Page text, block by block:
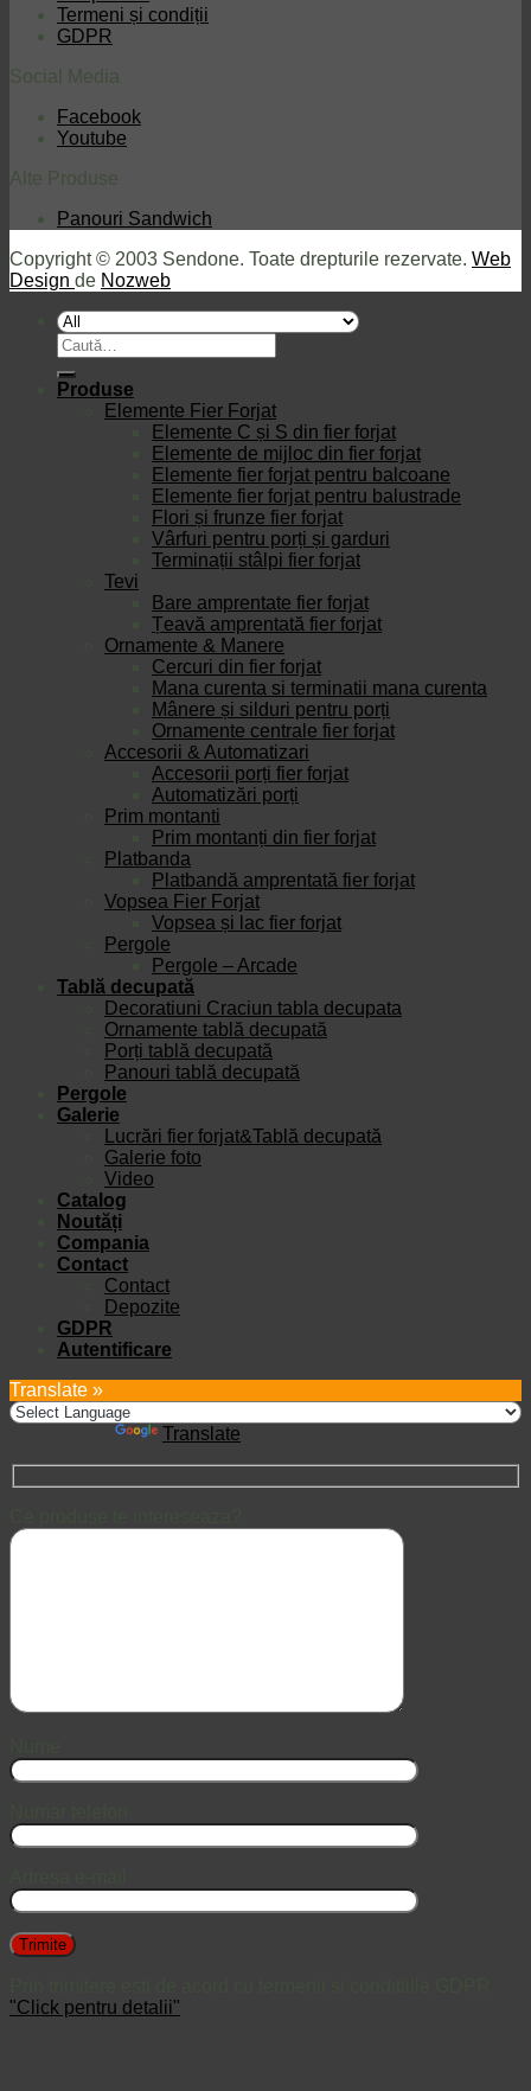
Termeni și condiții
GDPR
Social Media
Facebook
Youtube
Alte Produse
Panouri Sandwich
Copyright © 2003 Sendone. Toate drepturile rezervate. Web
Design de Nozweb
Caută
după:
Produse
Elemente Fier Forjat
Elemente C și S din fier forjat
Elemente de mijloc din fier forjat
Elemente fier forjat pentru balcoane
Elemente fier forjat pentru balustrade
Flori și frunze fier forjat
Vârfuri pentru porți și garduri
Terminații stâlpi fier forjat
Tevi
Bare amprentate fier forjat
Țeavă amprentată fier forjat
Ornamente & Manere
Cercuri din fier forjat
Mana curenta si terminatii mana curenta
Mânere și silduri pentru porți
Ornamente centrale fier forjat
Accesorii & Automatizari
Accesorii porți fier forjat
Automatizări porți
Prim montanti
Prim montanți din fier forjat
Platbanda
Platbandă amprentată fier forjat
Vopsea Fier Forjat
Vopsea și lac fier forjat
Pergole
Pergole – Arcade
Tablă decupată
Decoratiuni Craciun tabla decupata
Ornamente tablă decupată
Porți tablă decupată
Panouri tablă decupată
Pergole
Galerie
Lucrări fier forjat&Tablă decupată
Galerie foto
Video
Catalog
Noutăți
Compania
Contact
Contact
Depozite
GDPR
Autentificare
Translate »
Translate
"Click pentru detalii"